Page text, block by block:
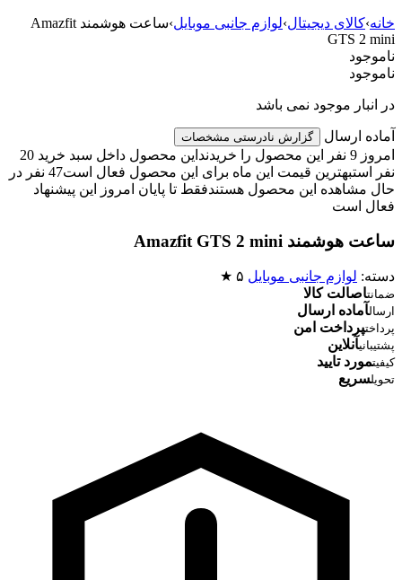
خانه›کالای دیجیتال›لوازم جانبی موبایل›
ساعت هوشمند Amazfit
GTS 2 mini
ناموجود
ناموجود
در انبار موجود نمی باشد
آماده ارسال گزارش نادرستی مشخصات
امروز 9 نفر این محصول را خریدند
این محصول داخل سبد خرید 20
نفر استبهترین قیمت این ماه برای این محصول فعال است
47 نفر در
حال مشاهده این محصول هستندفقط تا پایان امروز این پیشنهاد
فعال است
ساعت هوشمند Amazfit GTS 2 mini
دسته: لوازم جانبی موبایل ۵ ★
ضمانتاصالت کالا
ارسالآماده ارسال
پرداختپرداخت امن
پشتیبانیآنلاین
کیفیتمورد تایید
تحویلسریع